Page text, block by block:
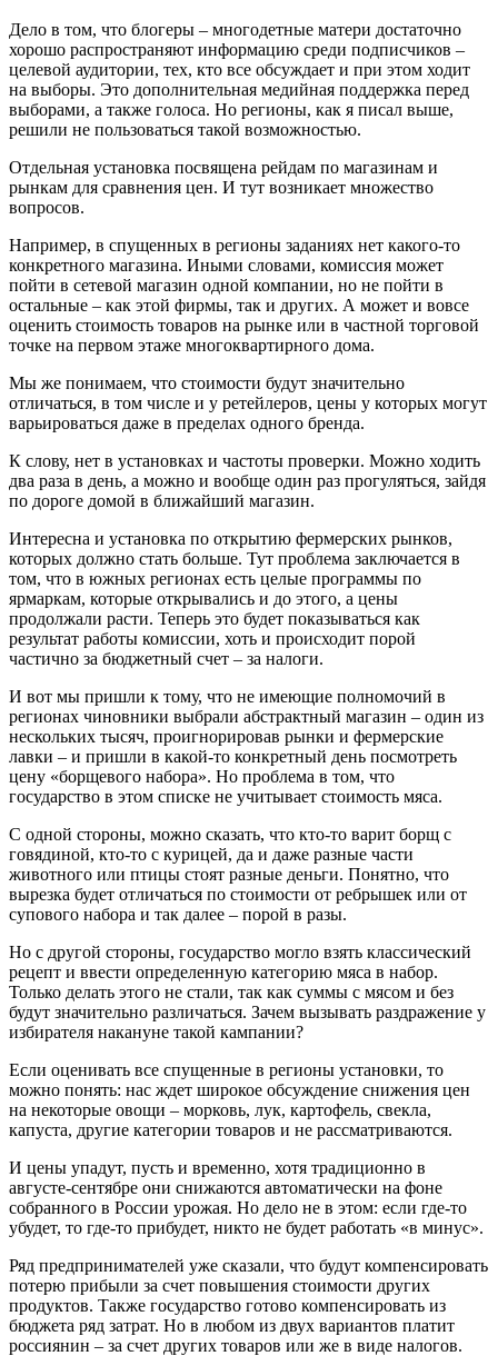
Дело в том, что блогеры – многодетные матери достаточно
хорошо распространяют информацию среди подписчиков –
целевой аудитории, тех, кто все обсуждает и при этом ходит
на выборы. Это дополнительная медийная поддержка перед
выборами, а также голоса. Но регионы, как я писал выше,
решили не пользоваться такой возможностью.
Отдельная установка посвящена рейдам по магазинам и
рынкам для сравнения цен. И тут возникает множество
вопросов.
Например, в спущенных в регионы заданиях нет какого-то
конкретного магазина. Иными словами, комиссия может
пойти в сетевой магазин одной компании, но не пойти в
остальные – как этой фирмы, так и других. А может и вовсе
оценить стоимость товаров на рынке или в частной торговой
точке на первом этаже многоквартирного дома.
Мы же понимаем, что стоимости будут значительно
отличаться, в том числе и у ретейлеров, цены у которых могут
варьироваться даже в пределах одного бренда.
К слову, нет в установках и частоты проверки. Можно ходить
два раза в день, а можно и вообще один раз прогуляться, зайдя
по дороге домой в ближайший магазин.
Интересна и установка по открытию фермерских рынков,
которых должно стать больше. Тут проблема заключается в
том, что в южных регионах есть целые программы по
ярмаркам, которые открывались и до этого, а цены
продолжали расти. Теперь это будет показываться как
результат работы комиссии, хоть и происходит порой
частично за бюджетный счет – за налоги.
И вот мы пришли к тому, что не имеющие полномочий в
регионах чиновники выбрали абстрактный магазин – один из
нескольких тысяч, проигнорировав рынки и фермерские
лавки – и пришли в какой-то конкретный день посмотреть
цену «борщевого набора». Но проблема в том, что
государство в этом списке не учитывает стоимость мяса.
С одной стороны, можно сказать, что кто-то варит борщ с
говядиной, кто-то с курицей, да и даже разные части
животного или птицы стоят разные деньги. Понятно, что
вырезка будет отличаться по стоимости от ребрышек или от
супового набора и так далее – порой в разы.
Но с другой стороны, государство могло взять классический
рецепт и ввести определенную категорию мяса в набор.
Только делать этого не стали, так как суммы с мясом и без
будут значительно различаться. Зачем вызывать раздражение у
избирателя накануне такой кампании?
Если оценивать все спущенные в регионы установки, то
можно понять: нас ждет широкое обсуждение снижения цен
на некоторые овощи – морковь, лук, картофель, свекла,
капуста, другие категории товаров и не рассматриваются.
И цены упадут, пусть и временно, хотя традиционно в
августе-сентябре они снижаются автоматически на фоне
собранного в России урожая. Но дело не в этом: если где-то
убудет, то где-то прибудет, никто не будет работать «в минус».
Ряд предпринимателей уже сказали, что будут компенсировать
потерю прибыли за счет повышения стоимости других
продуктов. Также государство готово компенсировать из
бюджета ряд затрат. Но в любом из двух вариантов платит
россиянин – за счет других товаров или же в виде налогов.